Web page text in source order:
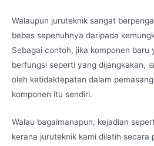
Walaupun juruteknik sangat
bebas sepenuhnya daripada
Sebagai contoh, jika komponen baru
berfungsi seperti yang dijangkakan,
oleh ketidaktepatan dalam
komponen itu sendiri.
Walau bagaimanapun, kejadian
kerana juruteknik kami dilatih secara